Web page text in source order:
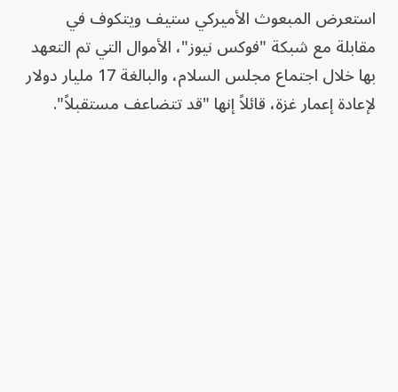
استعرض المبعوث الأميركي ستيف ويتكوف في
مقابلة مع شبكة "فوكس نيوز"، الأموال التي تم التعهد
بها خلال اجتماع مجلس السلام، والبالغة 17 مليار دولار
لإعادة إعمار غزة، قائلاً إنها "قد تتضاعف مستقبلاً".